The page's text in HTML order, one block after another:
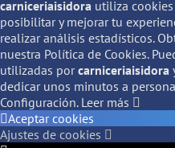
carniceriaisidora utiliza
posibilitar y mejorar tu
realizar análisis estadísticos.
nuestra Política de Cookies.
utilizadas porcarniceriaisidora
dedicar unos minutos a
Configuración. Leer más
Aceptar cookies
Ajustes de cookies